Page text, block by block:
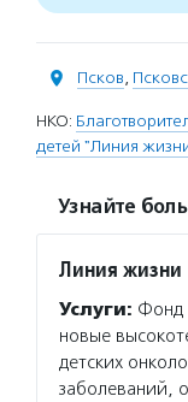
Псков,
НКО:
детей "Линия
Узнайте
Линия жизни
Услуги: Фонд
новые
детских
заболеваний,